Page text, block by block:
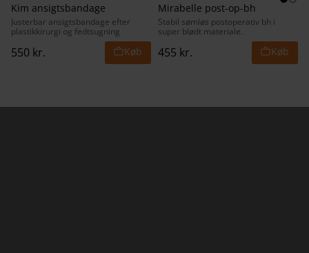
Kim ansigtsbandage
Justerbar ansigtsbandage efter
plastikkirurgi og fedtsugning
550 kr.
Mirabelle post-op-bh
Stabil sømløs postoperativ bh i
super blødt materiale.
455 kr.